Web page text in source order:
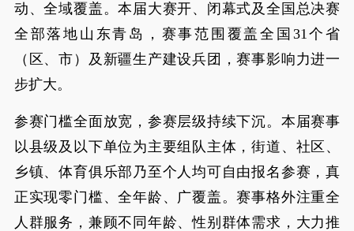
动、全域覆盖。本届大赛开、闭幕式及全国总决赛
全部落地山东青岛，赛事范围覆盖全国31个省
（区、市）及新疆生产建设兵团，赛事影响力进一
步扩大。
参赛门槛全面放宽，参赛层级持续下沉。本届赛事
以县级及以下单位为主要组队主体，街道、社区、
乡镇、体育俱乐部乃至个人均可自由报名参赛，真
正实现零门槛、全年龄、广覆盖。赛事格外注重全
人群服务，兼顾不同年龄、性别群体需求，大力推